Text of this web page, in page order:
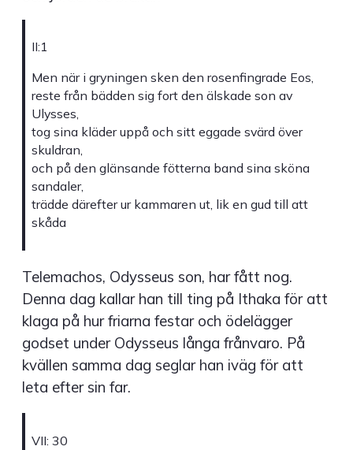
II:1
Men när i gryningen sken den rosenfingrade Eos,
reste från bädden sig fort den älskade son av
Ulysses,
tog sina kläder uppå och sitt eggade svärd över
skuldran,
och på den glänsande fötterna band sina sköna
sandaler,
trädde därefter ur kammaren ut, lik en gud till att
skåda
Telemachos, Odysseus son, har fått nog.
Denna dag kallar han till ting på Ithaka för att
klaga på hur friarna festar och ödelägger
godset under Odysseus långa frånvaro. På
kvällen samma dag seglar han iväg för att
leta efter sin far.
VII: 30